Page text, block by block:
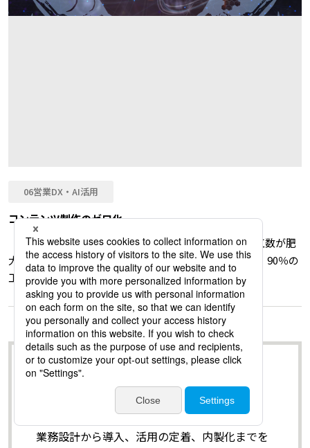
06営業DX・AI活用
コンテンツ制作のゼロ化
『AIトランスフォーメーション(AX)』の実現にむけ、工数が肥
大化するコンテンツ作成をAIエージェントで自動化し、90％の
工数削減を目指します。
50,000時間削減のヒントを資料
業務設計から導入、活用の定着、内製化までを